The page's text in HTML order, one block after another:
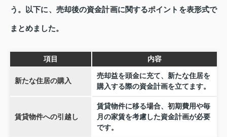
う。以下に、売却後の資金計画に関するポイントを表形式で
まとめました。
項目 内容
新たな住居の購入
売却益を頭金に充て、新たな住居を
購入する際の資金計画を立てます。
賃貸物件への引越し
賃貸物件に移る場合、初期費用や毎
月の家賃を考慮した資金計画が必要
です。